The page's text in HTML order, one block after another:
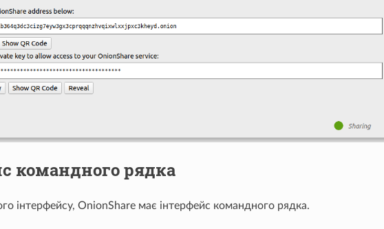
командного рядка
інтерфейсу, OnionShare має інтерфейс командного рядка.